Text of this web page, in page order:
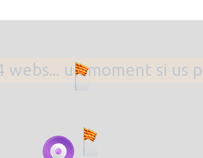
webs... un moment si us